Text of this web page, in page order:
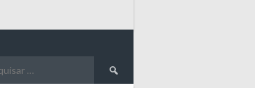
Pesquisar
por: